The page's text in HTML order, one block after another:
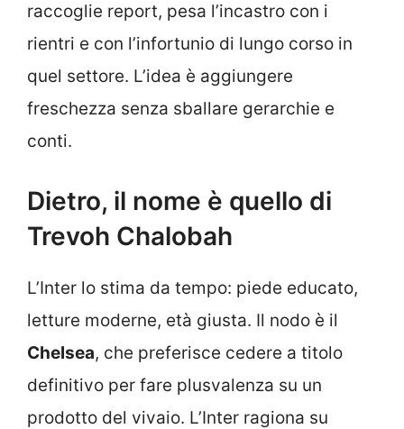
raccoglie report, pesa l’incastro con i
rientri e con l’infortunio di lungo corso in
quel settore. L’idea è aggiungere
freschezza senza sballare gerarchie e
conti.
Dietro, il nome è quello di
Trevoh Chalobah
L’Inter lo stima da tempo: piede educato,
letture moderne, età giusta. Il nodo è il
Chelsea, che preferisce cedere a titolo
definitivo per fare plusvalenza su un
prodotto del vivaio. L’Inter ragiona su